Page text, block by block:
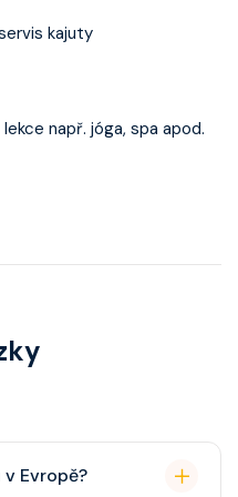
kajuty
např. jóga, spa apod.
Evropě?